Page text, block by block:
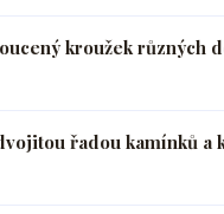
kroužek různých
řadou kamínků a